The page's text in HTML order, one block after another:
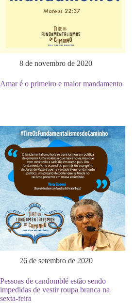
8 de novembro de 2020
Amar é o primeiro e maior mandamento
26 de setembro de 2020
Pessoas de candomblé estão sendo
impedidas de vestir roupa branca na
sexta-feira